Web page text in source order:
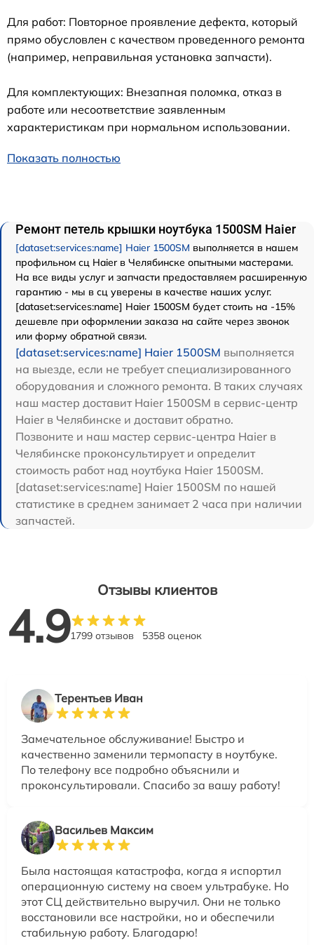
Для работ: Повторное проявление дефекта, который
прямо обусловлен с качеством проведенного ремонта
(например, неправильная установка запчасти).
Для комплектующих: Внезапная поломка, отказ в
работе или несоответствие заявленным
характеристикам при нормальном использовании.
Показать полностью
Ремонт петель крышки ноутбука 1500SM Haier
[dataset:services:name] Haier 1500SM выполняется в нашем
профильном сц Haier в Челябинске опытными мастерами.
На все виды услуг и запчасти предоставляем расширенную
гарантию - мы в сц уверены в качестве наших услуг.
[dataset:services:name] Haier 1500SM будет стоить на -15%
дешевле при оформлении заказа на сайте через звонок
или форму обратной связи.
[dataset:services:name] Haier 1500SM выполняется
на выезде, если не требует специализированного
оборудования и сложного ремонта. В таких случаях
наш мастер доставит Haier 1500SM в сервис-центр
Haier в Челябинске и доставит обратно.
Позвоните и наш мастер сервис-центра Haier в
Челябинске проконсультирует и определит
стоимость работ над ноутбука Haier 1500SM.
[dataset:services:name] Haier 1500SM по нашей
статистике в среднем занимает 2 часа при наличии
запчастей.
Отзывы клиентов
4.91799 отзывов 5358 оценок
Терентьев Иван
Замечательное обслуживание! Быстро и
качественно заменили термопасту в ноутбуке.
По телефону все подробно объяснили и
проконсультировали. Спасибо за вашу работу!
Васильев Максим
Была настоящая катастрофа, когда я испортил
операционную систему на своем ультрабуке. Но
этот СЦ действительно выручил. Они не только
восстановили все настройки, но и обеспечили
стабильную работу. Благодарю!